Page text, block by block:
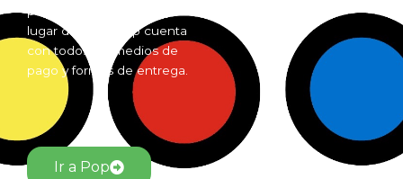
por mayor desde cualquier
lugar del país. Pop cuenta
con todos los medios de
pago y formas de entrega.
Ir a Pop